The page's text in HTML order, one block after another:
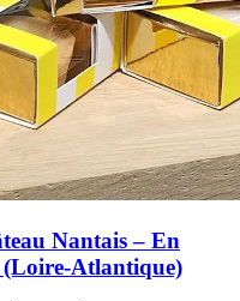
Nantais – En
Atlantique)